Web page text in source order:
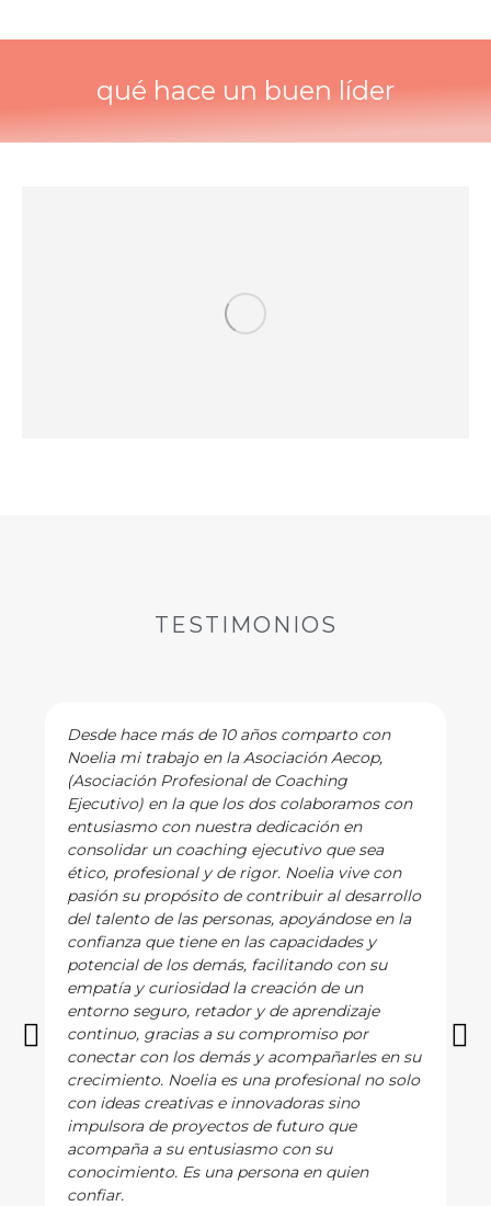
qué hace un buen líder
TESTIMONIOS
Desde hace más de 10 años comparto con
Noelia mi trabajo en la Asociación Aecop,
(Asociación Profesional de Coaching
Ejecutivo) en la que los dos colaboramos con
entusiasmo con nuestra dedicación en
consolidar un coaching ejecutivo que sea
ético, profesional y de rigor. Noelia vive con
pasión su propósito de contribuir al desarrollo
del talento de las personas, apoyándose en la
confianza que tiene en las capacidades y
potencial de los demás, facilitando con su
empatía y curiosidad la creación de un
entorno seguro, retador y de aprendizaje
continuo, gracias a su compromiso por
conectar con los demás y acompañarles en su
crecimiento. Noelia es una profesional no solo
con ideas creativas e innovadoras sino
impulsora de proyectos de futuro que
acompaña a su entusiasmo con su
conocimiento. Es una persona en quien
confiar.